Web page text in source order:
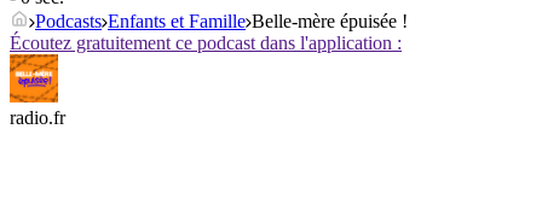
Podcasts Enfants et Famille Belle-mère épuisée !
Écoutez gratuitement ce podcast dans l'application :
radio.fr